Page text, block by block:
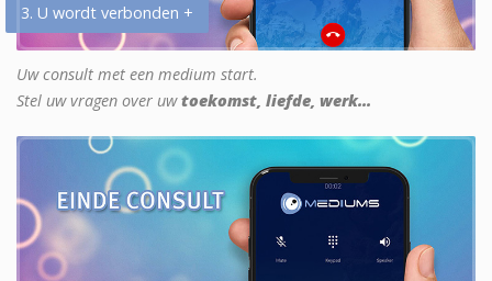
3. U wordt verbonden +
Uw consult met een medium start.
Stel uw vragen over uwtoekomst, liefde, werk...